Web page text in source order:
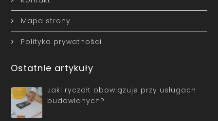
Mapa strony
Polityka prywatności
Ostatnie artykuły
Jaki ryczałt obowiązuje przy usługach
budowlanych?